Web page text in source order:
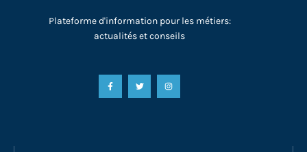
Plateforme d'information pour les métiers:
actualités et conseils